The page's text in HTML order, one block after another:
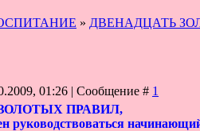
» ДВЕНАДЦАТЬ
01:26 | Сообщение # 1
ПРАВИЛ,
руководствоваться